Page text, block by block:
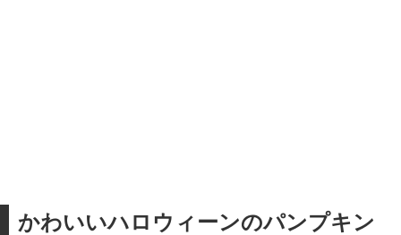
かわいいハロウィーンのパンプキン